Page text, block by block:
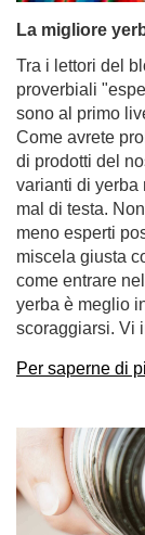
La migliore
Tra i lettori del
proverbiali
sono al primo
Come avrete
di prodotti del
varianti di yerba
mal di testa.
meno esperti
miscela giusta
come entrare
yerba è meglio
scoraggiarsi. Vi
Per saperne di